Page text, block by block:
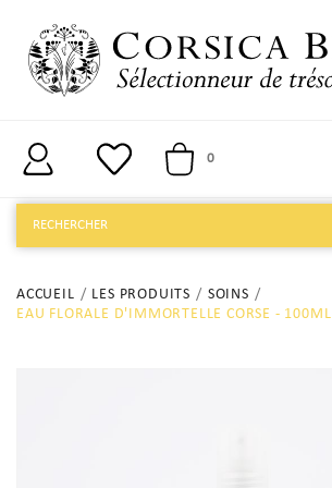
0
ACCUEIL LES PRODUITS
SOINS
EAU FLORALE D'IMMORTELLE CORSE - 100ML